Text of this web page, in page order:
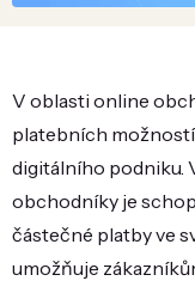
V oblasti online
platebních
digitálního podniku.
obchodníky je
částečné platby ve
umožňuje